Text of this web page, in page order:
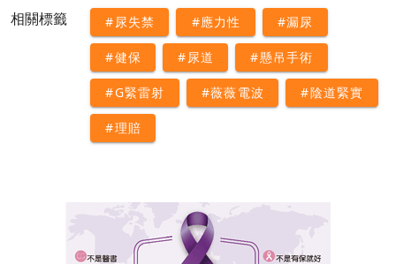
相關標籤 #尿失禁 #應力性 #漏尿
#健保 #尿道 #懸吊手術
#G緊雷射 #薇薇電波 #陰道緊實
#理賠